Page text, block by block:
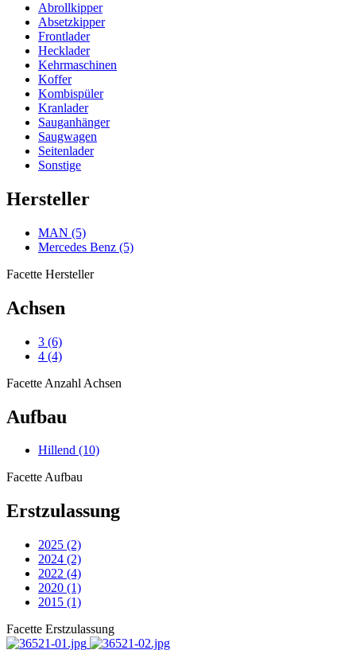
Abrollkipper
Absetzkipper
Frontlader
Hecklader
Kehrmaschinen
Koffer
Kombispüler
Kranlader
Sauganhänger
Saugwagen
Seitenlader
Sonstige
Hersteller
MAN (5)
Mercedes Benz (5)
Facette Hersteller
Achsen
3 (6)
4 (4)
Facette Anzahl Achsen
Aufbau
Hillend (10)
Facette Aufbau
Erstzulassung
2025 (2)
2024 (2)
2022 (4)
2020 (1)
2015 (1)
Facette Erstzulassung